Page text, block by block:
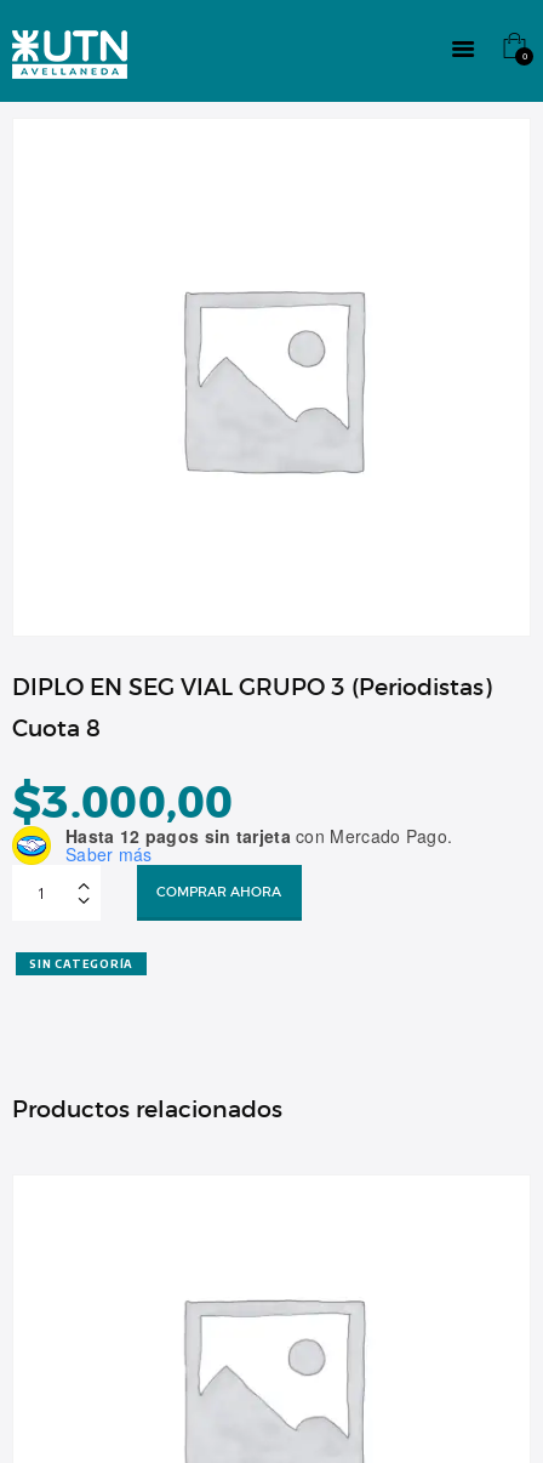
0
CULTURA
DIPLO EN SEG VIAL GRUPO 3 (Periodistas)
Cuota 8
$3.000,00
Hasta 12 pagos sin tarjetacon Mercado Pago.
Saber más
3
(Periodistas)
COMPRAR AHORA
SIN CATEGORÍA
Productos relacionados